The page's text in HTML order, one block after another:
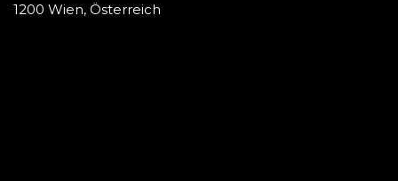
1200 Wien, Österreich